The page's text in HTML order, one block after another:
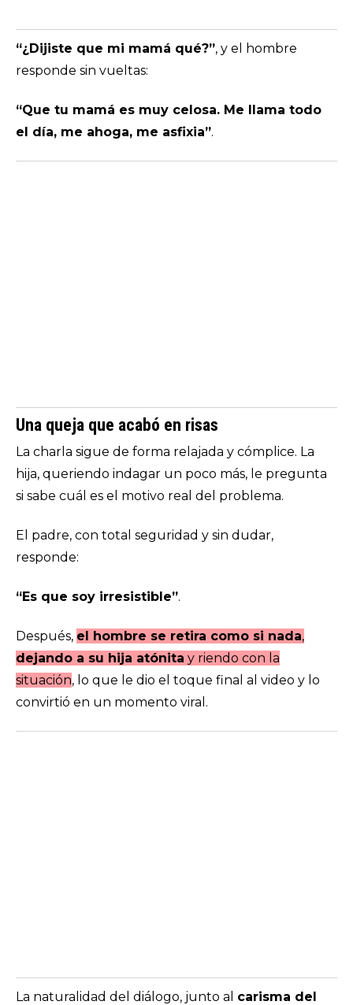
“¿Dijiste que mi mamá qué?”, y el hombre
responde sin vueltas:
“Que tu mamá es muy celosa. Me llama todo
el día, me ahoga, me asfixia”.
Una queja que acabó en risas
La charla sigue de forma relajada y cómplice. La
hija, queriendo indagar un poco más, le pregunta
si sabe cuál es el motivo real del problema.
El padre, con total seguridad y sin dudar,
responde:
“Es que soy irresistible”.
Después, el hombre se retira como si nada,
dejando a su hija atónita y riendo con la
situación, lo que le dio el toque final al video y lo
convirtió en un momento viral.
La naturalidad del diálogo, junto al carisma del